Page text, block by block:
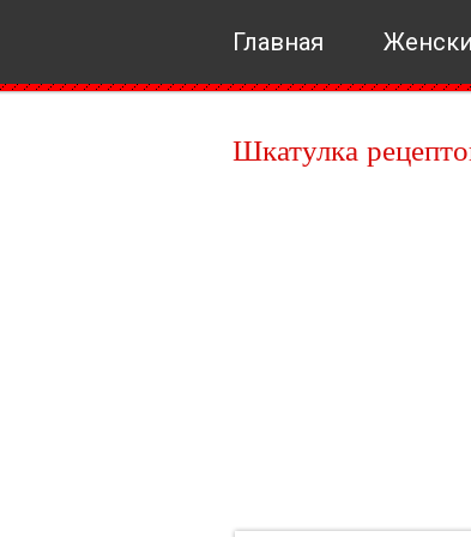
Главная
Шкатулка